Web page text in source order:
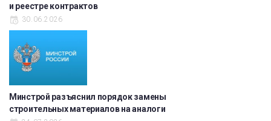
и реестре контрактов
30.06.2026
Минстрой разъяснил порядок замены
строительных материалов на аналоги